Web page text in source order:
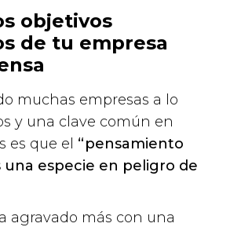
objetivos
de tu empresa
muchas empresas a lo
y una clave común en
es que el “pensamiento
una especie en peligro de
agravado más con una